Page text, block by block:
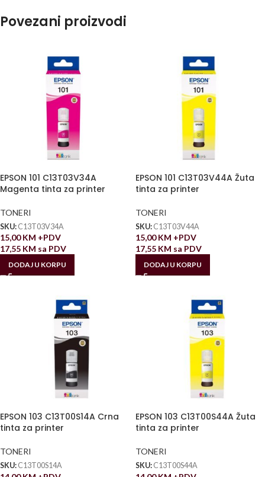
Povezani proizvodi
EPSON 101 C13T03V34A
Magenta tinta za printer
TONERI
SKU: C13T03V34A
15,00KM +PDV
17,55 KM sa PDV
DODAJ U KORPU
EPSON 101 C13T03V44A Žuta
tinta za printer
TONERI
SKU: C13T03V44A
15,00KM +PDV
17,55 KM sa PDV
DODAJ U KORPU
EPSON 103 C13T00S14A Crna
tinta za printer
TONERI
SKU: C13T00S14A
EPSON 103 C13T00S44A Žuta
tinta za printer
TONERI
SKU: C13T00S44A